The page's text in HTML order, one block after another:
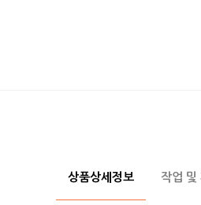
상품상세정보 작업 및